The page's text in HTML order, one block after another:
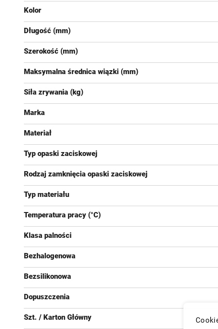
Kolor
Długość (mm)
Szerokość (mm)
Maksymalna średnica wiązki (mm)
Siła zrywania (kg)
Marka
Materiał
Typ opaski zaciskowej
Rodzaj zamknięcia opaski zaciskowej
Typ materiału
Temperatura pracy (°C)
Klasa palności
Bezhalogenowa
Bezsilikonowa
Dopuszczenia
Szt. / Karton Główny